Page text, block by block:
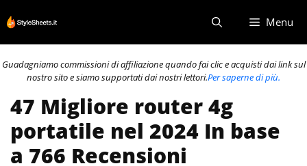
al
contenuto
Menu
Guadagniamo commissioni di affiliazione quando fai clic e acquisti dai link sul
nostro sito e siamo supportati dai nostri lettori.Per saperne di più.
47 Migliore router 4g
portatile nel 2024 In base
a 766 Recensioni